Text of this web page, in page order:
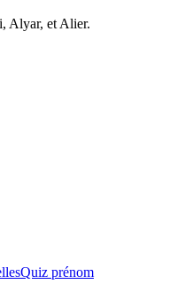
Alyar, et Alier.
Quiz prénom